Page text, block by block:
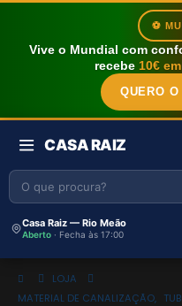
⚽
Vive o Mundial com
recebe 10€
QUERO
CASA RAIZ
Casa Raiz — Rio Meão
Aberto · Fecha às 17:00
LOJA
MATERIAL DE CANALIZAÇÃO,